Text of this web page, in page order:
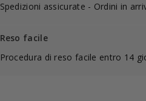
Spedizioni assicurate - Ordini in
Reso facile
Procedura di reso facile entro 14